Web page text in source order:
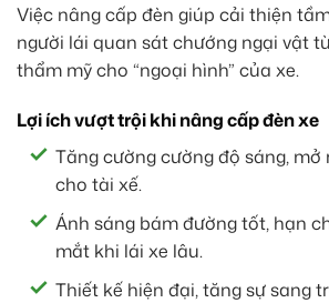
Việc nâng cấp đèn giúp cải thiện
người lái quan sát chướng ngại vật
thẩm mỹ cho “ngoại hình” của xe.
Lợi ích vượt trội khi nâng cấp đèn xe
Tăng cường cường độ sáng,
cho tài xế.
Ánh sáng bám đường tốt, hạn
mắt khi lái xe lâu.
Thiết kế hiện đại, tăng sự sang